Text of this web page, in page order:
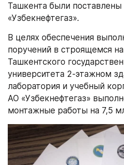
Ташкента были
«Узбекнефтегаз».
В целях обеспечения
поручений в строящемся
Ташкентского
университета 2-этажном
лаборатория и учебный
АО «Узбекнефтегаз»
монтажные работы на 7,5